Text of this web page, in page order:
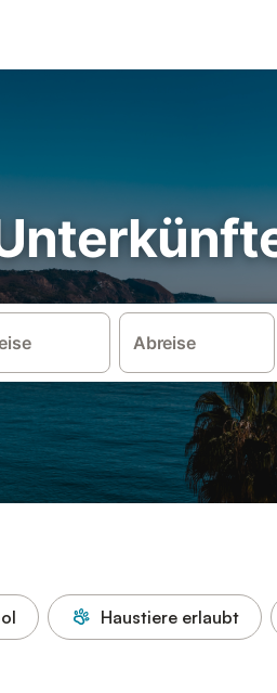
Abreise
Haustiere erlaubt